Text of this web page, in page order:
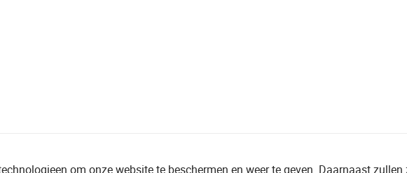
om onze website te beschermen en weer te geven. Daarnaast